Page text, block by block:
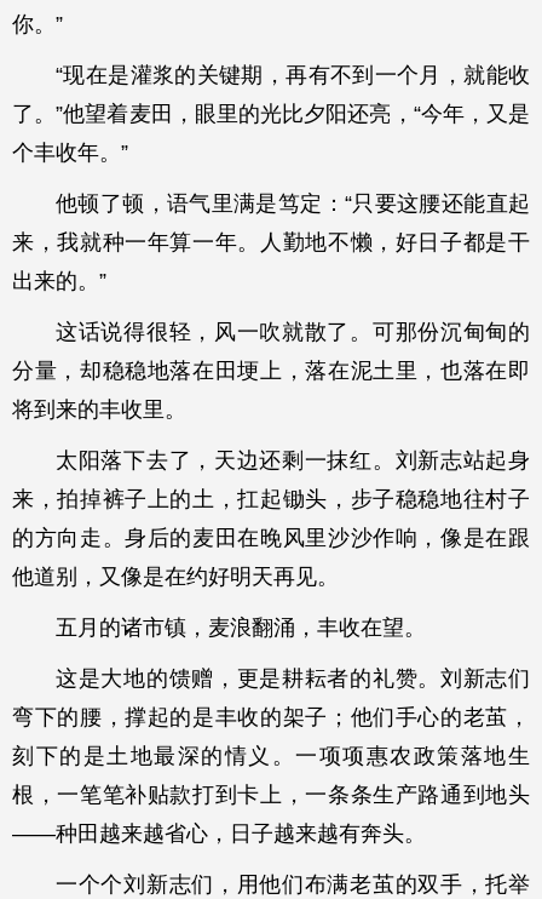
你。”
“现在是灌浆的关键期，再有不到一个月，就能收
了。”他望着麦田，眼里的光比夕阳还亮，“今年，又是
个丰收年。”
他顿了顿，语气里满是笃定：“只要这腰还能直起
来，我就种一年算一年。人勤地不懒，好日子都是干
出来的。”
这话说得很轻，风一吹就散了。可那份沉甸甸的
分量，却稳稳地落在田埂上，落在泥土里，也落在即
将到来的丰收里。
太阳落下去了，天边还剩一抹红。刘新志站起身
来，拍掉裤子上的土，扛起锄头，步子稳稳地往村子
的方向走。身后的麦田在晚风里沙沙作响，像是在跟
他道别，又像是在约好明天再见。
五月的诸市镇，麦浪翻涌，丰收在望。
这是大地的馈赠，更是耕耘者的礼赞。刘新志们
弯下的腰，撑起的是丰收的架子；他们手心的老茧，
刻下的是土地最深的情义。一项项惠农政策落地生
根，一笔笔补贴款打到卡上，一条条生产路通到地头
——种田越来越省心，日子越来越有奔头。
一个个刘新志们，用他们布满老茧的双手，托举